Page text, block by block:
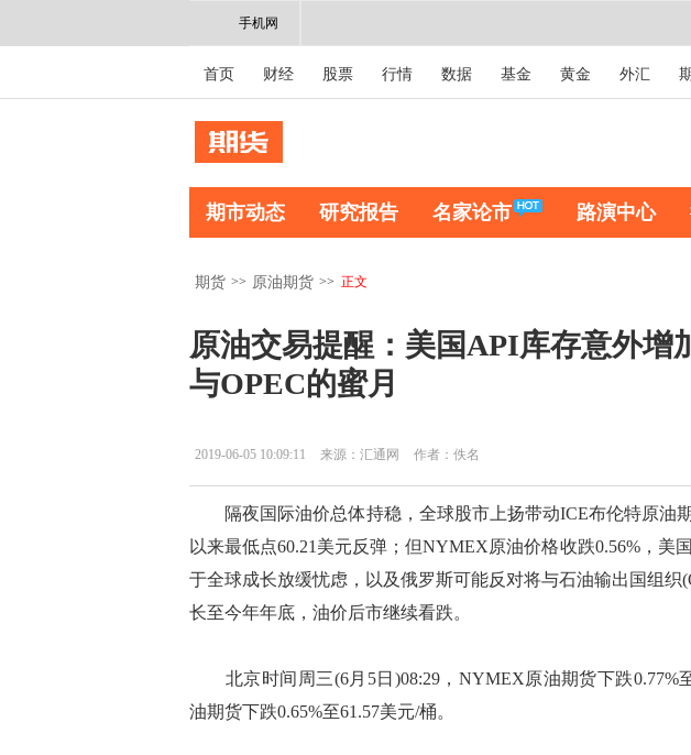
手机网
首页 财经 股票 行情 数据 基金 黄金 外汇
期市动态 研究报告 名家论市 路演中心
期货 >> 原油期货 >> 正文
原油交易提醒：美国API库存意外增
与OPEC的蜜月
2019-06-05 10:09:11 来源：汇通网 作者：佚名
隔夜国际油价总体持稳，全球股市上扬带动ICE布伦特原油期
以来最低点60.21美元反弹；但NYMEX原油价格收跌0.56%，美
于全球成长放缓忧虑，以及俄罗斯可能反对将与石油输出国组织
长至今年年底，油价后市继续看跌。
北京时间周三(6月5日)08:29，NYMEX原油期货下跌0.77%
油期货下跌0.65%至61.57美元/桶。